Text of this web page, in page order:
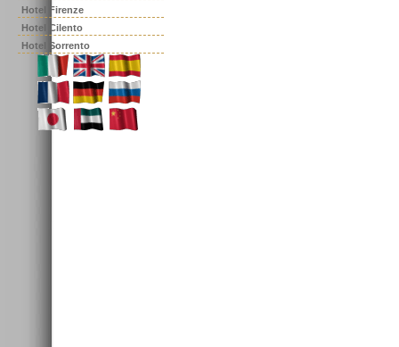
Hotel Firenze
Hotel Cilento
Hotel Sorrento